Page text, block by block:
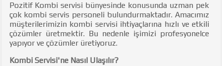
Pozitif Kombi servisi bünyesinde konusunda uzman pek
çok kombi servis personeli bulundurmaktadır. Amacımız
müşterilerimizin kombi servisi ihtiyaçlarına hızlı ve etkili
çözümler üretmektir. Bu nedenle işimizi profesyonelce
yapıyor ve çözümler üretiyoruz.
Kombi Servisi'ne Nasıl Ulaşılır?